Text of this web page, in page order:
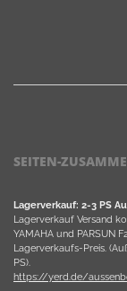
SEITEN-
Lagerverkauf: 2-3 PS
Lagerverkauf Versand
YAMAHA und PARSUN
Lagerverkaufs-Preis.
PS).
https://yerd.de/